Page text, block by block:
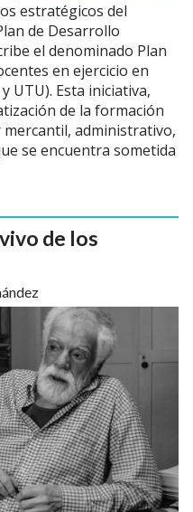
estratégicos del
de Desarrollo
el denominado Plan
en ejercicio en
UTU). Esta iniciativa,
de la formación
mercantil, administrativo,
se encuentra sometida
de los